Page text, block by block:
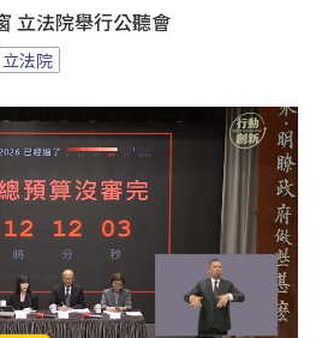
立法院舉行公聽會
立法院